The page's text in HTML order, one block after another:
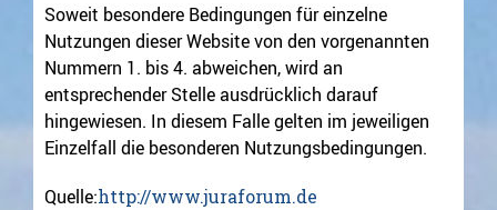
Soweit besondere Bedingungen für einzelne
Nutzungen dieser Website von den vorgenannten
Nummern 1. bis 4. abweichen, wird an
entsprechender Stelle ausdrücklich darauf
hingewiesen. In diesem Falle gelten im jeweiligen
Einzelfall die besonderen Nutzungsbedingungen.
Quelle:http://www.juraforum.de